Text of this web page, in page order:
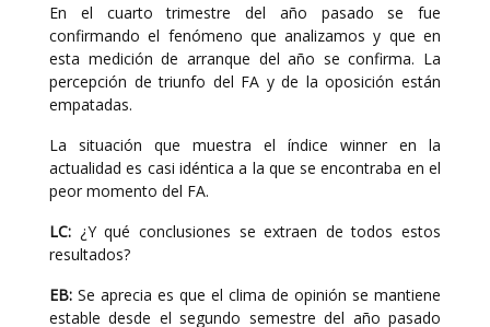
En el cuarto trimestre del año pasado se fue
confirmando el fenómeno que analizamos y que en
esta medición de arranque del año se confirma. La
percepción de triunfo del FA y de la oposición están
empatadas.
La situación que muestra el índice winner en la
actualidad es casi idéntica a la que se encontraba en el
peor momento del FA.
LC: ¿Y qué conclusiones se extraen de todos estos
resultados?
EB: Se aprecia es que el clima de opinión se mantiene
estable desde el segundo semestre del año pasado